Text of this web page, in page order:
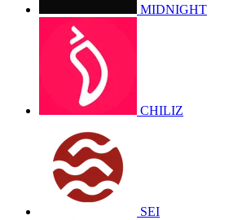
MIDNIGHT
CHILIZ
SEI